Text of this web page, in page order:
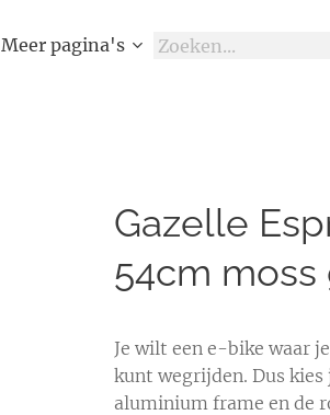
Meer pagina's
Gazelle
54cm moss
Je wilt een e-bike waar
kunt wegrijden. Dus kies
aluminium frame en de